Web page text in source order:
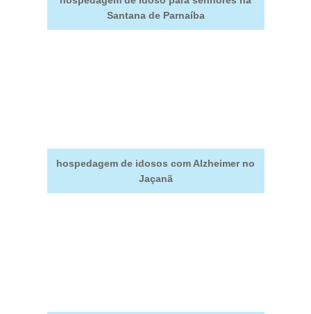
Santana de Parnaíba
hospedagem de idosos com Alzheimer no
Jaçanã